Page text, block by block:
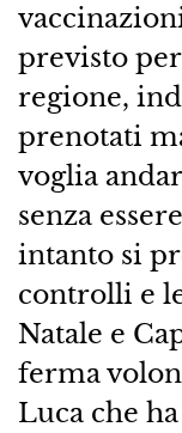
previsto
regione,
prenotati
voglia
senza
intanto si
controlli e
Natale e
ferma
Luca che